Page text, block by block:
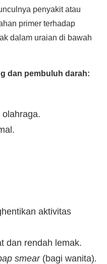
penyakit atau
primer terhadap
dalam uraian di bawah
dan pembuluh darah:
aktivitas
dan rendah lemak.
smear (bagi wanita).